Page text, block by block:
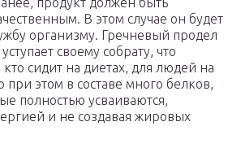
В этом случае он будет
организму. Гречневый продел
своему собрату, что
кто сидит на диетах, для людей на
при этом в составе много белков,
полностью усваиваются,
и не создавая жировых